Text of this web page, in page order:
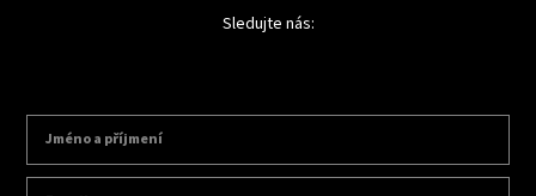
Sledujte nás: